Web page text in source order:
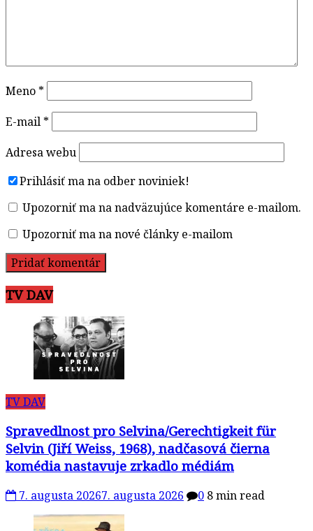
Meno *
E-mail *
Adresa webu
Prihlásiť ma na odber noviniek!
Upozorniť ma na nadväzujúce komentáre e-mailom.
Upozorniť ma na nové články e-mailom
TV DAV
TV DAV
Spravedlnost pro Selvina/Gerechtigkeit für
Selvin (Jiří Weiss, 1968), nadčasová čierna
komédia nastavuje zrkadlo médiám
7. augusta 20267. augusta 2026 0 8 min read